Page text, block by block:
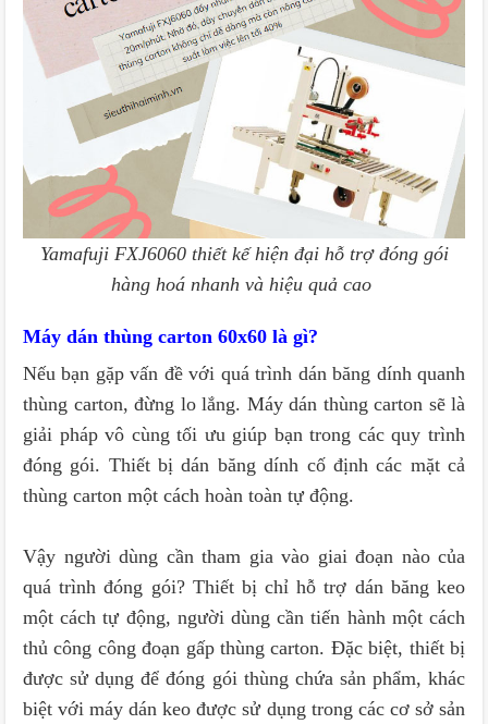
Yamafuji FXJ6060 thiết kế hiện đại hỗ trợ đóng gói
hàng hoá nhanh và hiệu quả cao
Máy dán thùng carton 60x60 là gì?
Nếu bạn gặp vấn đề với quá trình dán băng dính quanh
thùng carton, đừng lo lắng. Máy dán thùng carton sẽ là
giải pháp vô cùng tối ưu giúp bạn trong các quy trình
đóng gói. Thiết bị dán băng dính cố định các mặt cả
thùng carton một cách hoàn toàn tự động.
Vậy người dùng cần tham gia vào giai đoạn nào của
quá trình đóng gói? Thiết bị chỉ hỗ trợ dán băng keo
một cách tự động, người dùng cần tiến hành một cách
thủ công công đoạn gấp thùng carton. Đặc biệt, thiết bị
được sử dụng để đóng gói thùng chứa sản phẩm, khác
biệt với máy dán keo được sử dụng trong các cơ sở sản